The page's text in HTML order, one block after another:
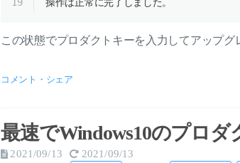
この状態でプロダクトキーを入力してアップ
コメント・シェア
最速でWindows10のプロ
2021/09/13
2021/09/13